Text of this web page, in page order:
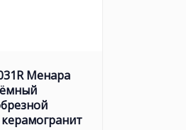
Менара
керамогранит